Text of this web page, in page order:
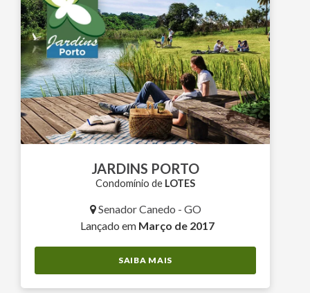
JARDINS PORTO
Condomínio de LOTES
Senador Canedo - GO
Lançado em Março de 2017
SAIBA MAIS